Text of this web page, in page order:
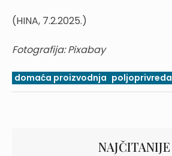
(HINA, 7.2.2025.)
Fotografija: Pixabay
domaća proizvodnja poljoprivreda
NAJČITANIJE